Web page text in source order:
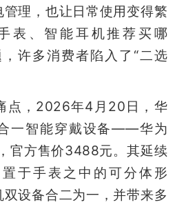
理，也让日常使用变得繁
表、智能耳机推荐买哪
许多消费者陷入了“二选
点，2026年4月20日，华
一智能穿戴设备——华为
官方售价3488元。其延续
于手表之中的可分体形
设备合二为一，并带来多